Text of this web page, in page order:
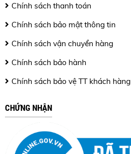
Chính sách thanh toán
Chính sách bảo mật thông tin
Chính sách vận chuyển hàng
Chính sách bảo hành
Chính sách bảo vệ TT khách hàng
CHỨNG NHẬN